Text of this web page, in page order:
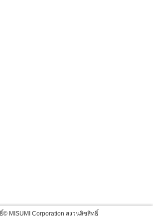
© MISUMI Corporation สงวนลิขสิทธิ์